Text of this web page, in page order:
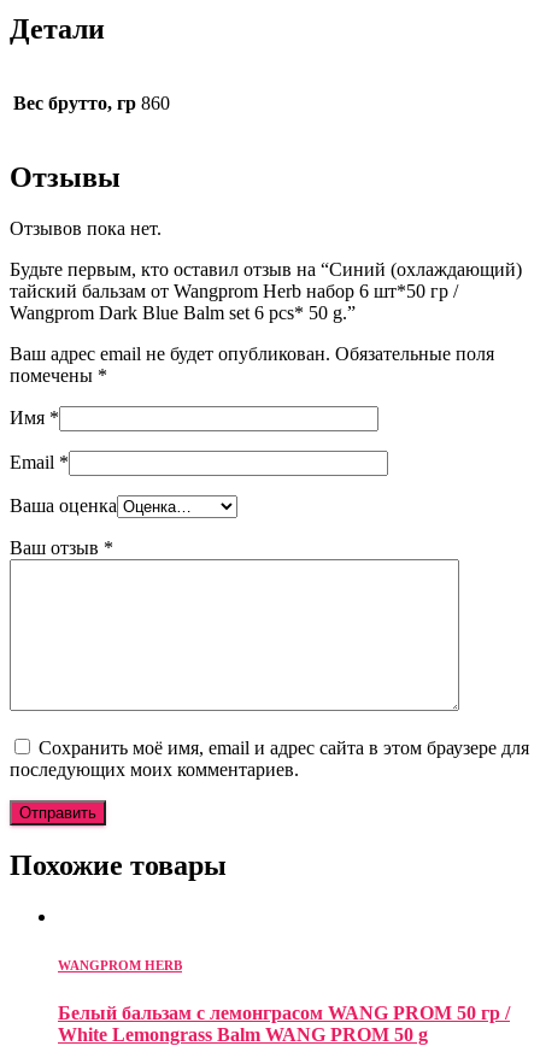
Детали
Вес брутто, гр 860
Отзывы
Отзывов пока нет.
Будьте первым, кто оставил отзыв на “Синий (охлаждающий)
тайский бальзам от Wangprom Herb набор 6 шт*50 гр /
Wangprom Dark Blue Balm set 6 pcs* 50 g.”
Ваш адрес email не будет опубликован. Обязательные поля
помечены *
Имя *
Email *
Ваша оценка
Ваш отзыв *
Сохранить моё имя, email и адрес сайта в этом браузере для
последующих моих комментариев.
Похожие товары
WANGPROM HERB
Белый бальзам с лемонграсом WANG PROM 50 гр /
White Lemongrass Balm WANG PROM 50 g